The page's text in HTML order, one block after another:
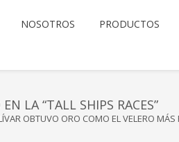
NOSOTROS PRODUCTOS
LA “TALL SHIPS RACES”
OBTUVO ORO COMO EL VELERO MÁS